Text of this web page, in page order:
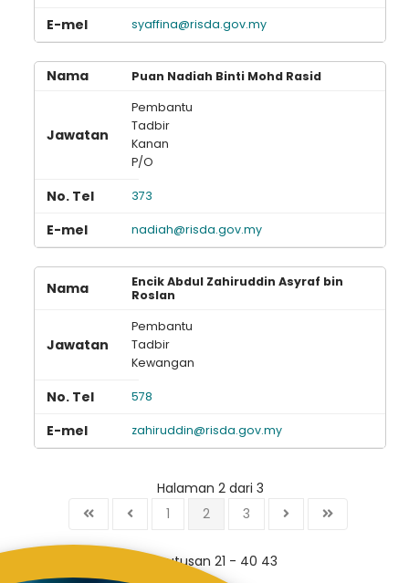
syaffina@risda.gov.my
Puan Nadiah Binti Mohd Rasid
Pembantu
Tadbir
Kanan
P/O
373
nadiah@risda.gov.my
Encik Abdul Zahiruddin Asyraf bin
Roslan
Pembantu
Tadbir
Kewangan
578
zahiruddin@risda.gov.my
Halaman 2 dari 3
1
2 3
Keputusan 21 - 40 43